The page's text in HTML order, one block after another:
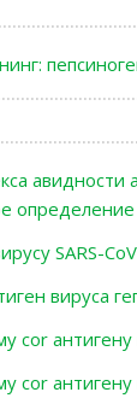
авидности
определение
SARS-
вируса
cor
cor